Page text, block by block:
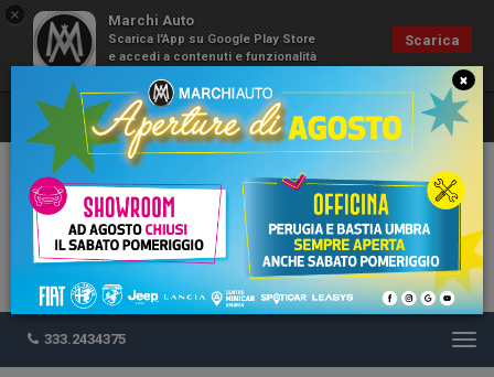
× Marchi Auto
Scarica l'App su Google Play Store
e accedi a contenuti e funzionalità
Scarica
333.2434375
×